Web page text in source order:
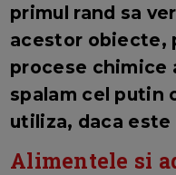
primul rand sa
acestor obiecte,
procese chimice
spalam cel putin
utiliza, daca este
Alimentele si